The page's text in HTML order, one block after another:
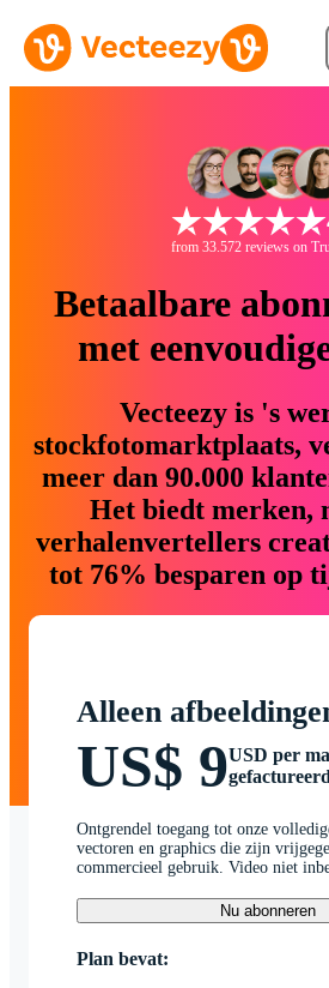
from 33.572 reviews on
Betaalbare
met
Vecteezy is 's
stockfotomarktplaats,
meer dan 90.000
Het biedt merken,
verhalenvertellers
tot 76% besparen op
Alleen
US$ 9USD per
gefactureerd
Ontgrendel toegang tot onze
vectoren en graphics die zijn
commercieel gebruik. Video niet
Nu abonneren
Plan bevat: